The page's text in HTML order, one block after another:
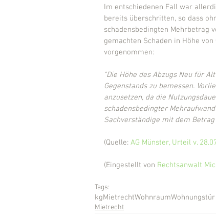
Im entschiedenen Fall war
bereits überschritten, so dass
schadensbedingten Mehrbetrag
gemachten Schaden in Höhe
vorgenommen:
"Die Höhe des Abzugs Neu für
Gegenstands zu bemessen.
anzusetzen, da die
schadensbedingter
Sachverständige mit dem
(Quelle: AG Münster, Urteil v.
(Eingestellt von Rechtsanwalt
Tags:
kgMietrechtWohnraumWohnungstür
Mietrecht